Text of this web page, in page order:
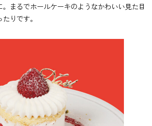
まるでホールケーキのようなかわいい見た目
りです。